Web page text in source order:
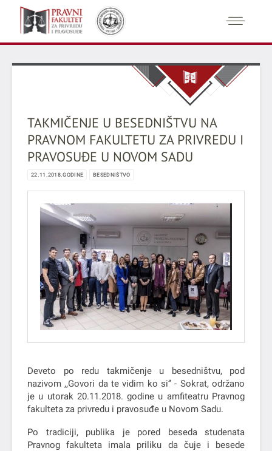
TAKMIČENJE U BESEDNIŠTVU NA
PRAVNOM FAKULTETU ZA PRIVREDU I
PRAVOSUÐE U NOVOM SADU
22.11.2018.GODINE BESEDNIŠTVO
Deveto po redu takmičenje u besedništvu, pod
nazivom ,,Govori da te vidim ko si’’ - Sokrat, održano
je u utorak 20.11.2018. godine u amfiteatru Pravnog
fakulteta za privredu i pravosuđe u Novom Sadu.
Po tradiciji, publika je pored beseda studenata
Pravnog fakulteta imala priliku da čuje i besede